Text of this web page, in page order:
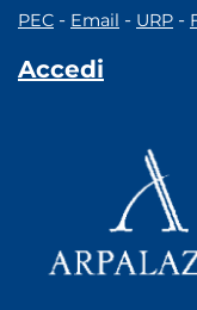
PEC - Email - URP -
Accedi